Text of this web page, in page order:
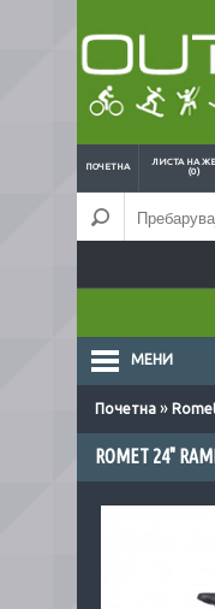
ПОЧЕТНА
ЛИСТА НА
(0)
МЕНИ
Почетна »
ROMET 24"